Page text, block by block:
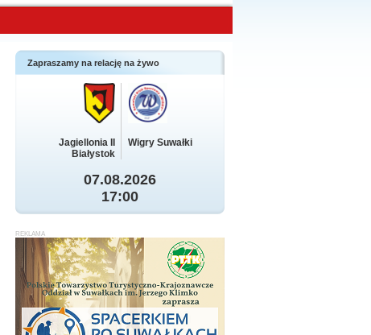
Zapraszamy na relację na żywo
Jagiellonia II
Białystok
Wigry Suwałki
07.08.2026
17:00